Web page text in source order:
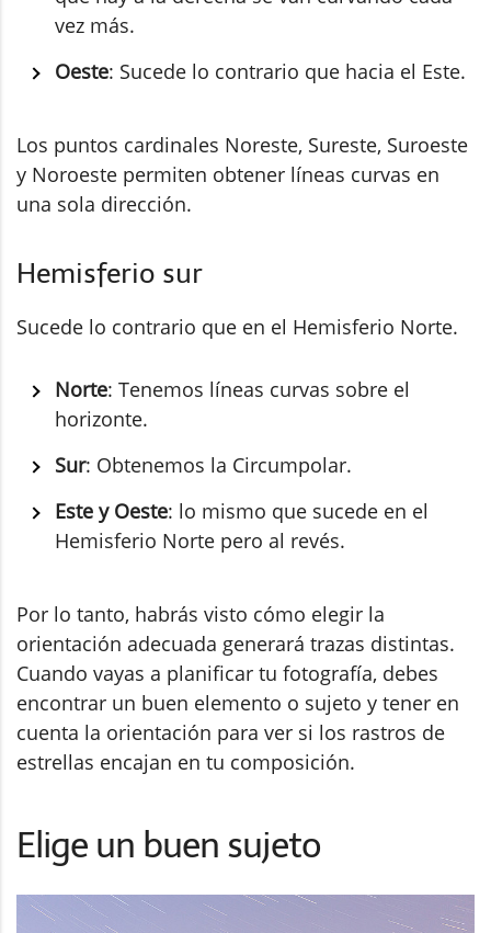
vez más.
Oeste: Sucede lo contrario que hacia el Este.
Los puntos cardinales Noreste, Sureste, Suroeste
y Noroeste permiten obtener líneas curvas en
una sola dirección.
Hemisferio sur
Sucede lo contrario que en el Hemisferio Norte.
Norte: Tenemos líneas curvas sobre el
horizonte.
Sur: Obtenemos la Circumpolar.
Este y Oeste: lo mismo que sucede en el
Hemisferio Norte pero al revés.
Por lo tanto, habrás visto cómo elegir la
orientación adecuada generará trazas distintas.
Cuando vayas a planificar tu fotografía, debes
encontrar un buen elemento o sujeto y tener en
cuenta la orientación para ver si los rastros de
estrellas encajan en tu composición.
Elige un buen sujeto